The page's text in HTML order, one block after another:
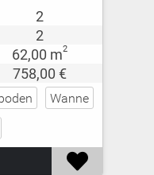
2
2
62,00 m2
758,00 €
Wanne
